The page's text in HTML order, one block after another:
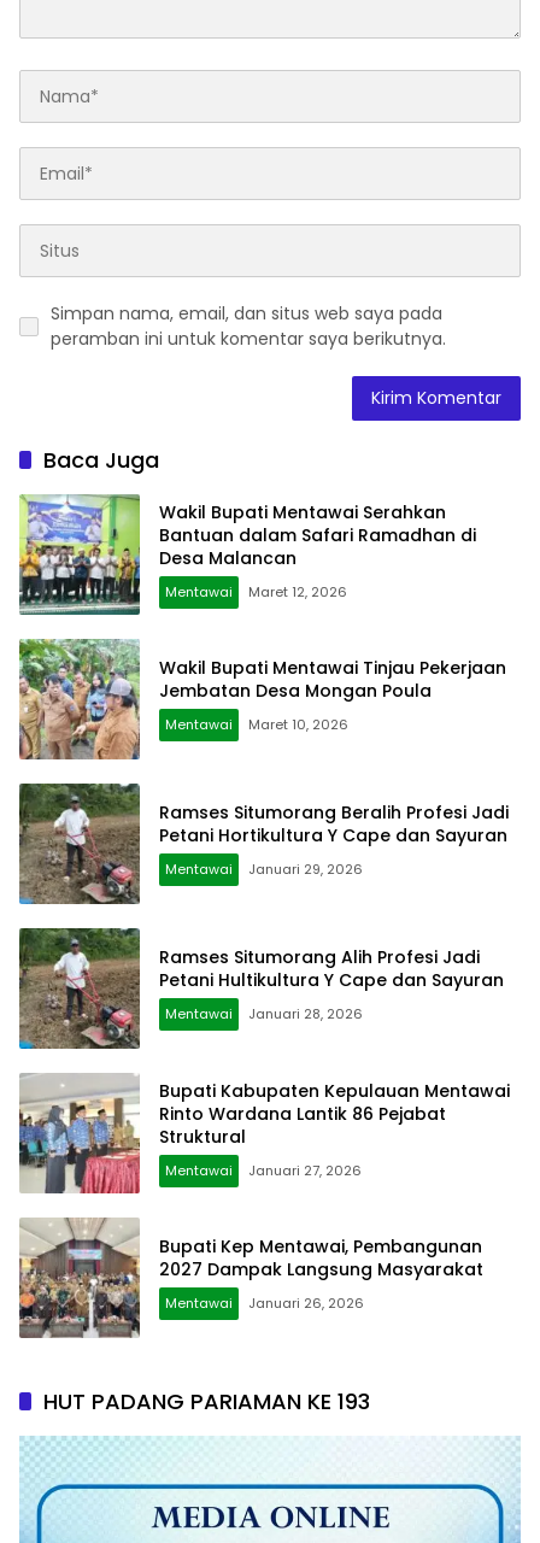
Simpan nama, email, dan situs web saya pada
peramban ini untuk komentar saya berikutnya.
Baca Juga
Wakil Bupati Mentawai Serahkan
Bantuan dalam Safari Ramadhan di
Desa Malancan
Mentawai Maret 12, 2026
Wakil Bupati Mentawai Tinjau Pekerjaan
Jembatan Desa Mongan Poula
Mentawai Maret 10, 2026
Ramses Situmorang Beralih Profesi Jadi
Petani Hortikultura Y Cape dan Sayuran
Mentawai Januari 29, 2026
Ramses Situmorang Alih Profesi Jadi
Petani Hultikultura Y Cape dan Sayuran
Mentawai Januari 28, 2026
Bupati Kabupaten Kepulauan Mentawai
Rinto Wardana Lantik 86 Pejabat
Struktural
Mentawai Januari 27, 2026
Bupati Kep Mentawai, Pembangunan
2027 Dampak Langsung Masyarakat
Mentawai Januari 26, 2026
HUT PADANG PARIAMAN KE 193